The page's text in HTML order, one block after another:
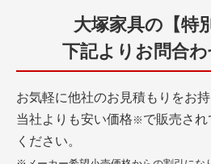
大塚家具の【特
下記よりお問合
お気軽に他社のお見積もりをお持
当社よりも安い価格 ※ で販売さ
ください。